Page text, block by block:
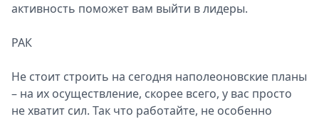
активность поможет вам выйти в лидеры.
РАК
Не стоит строить на сегодня наполеоновские планы
– на их осуществление, скорее всего, у вас просто
не хватит сил. Так что работайте, не особенно